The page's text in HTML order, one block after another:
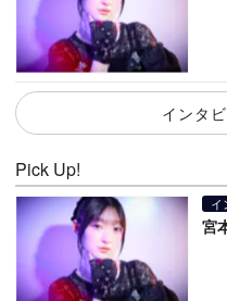
インタ
Pick Up!
イ
宮